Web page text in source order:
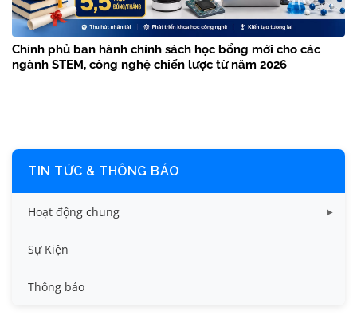
Chính phủ ban hành chính sách học bổng mới cho các
ngành STEM, công nghệ chiến lược từ năm 2026
TIN TỨC & THÔNG BÁO
Hoạt động chung
Tin công tác sinh viên
Tin đào tạo
Sự Kiện
Thông báo